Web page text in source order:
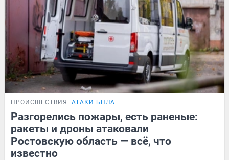
ПРОИСШЕСТВИЯ АТАКИ БПЛА
Разгорелись пожары, есть раненые:
ракеты и дроны атаковали
Ростовскую область — всё, что
известно